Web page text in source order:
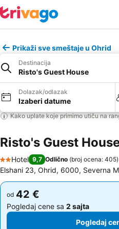
Prikaži sve smeštaje u Ohrid
Destinacija
Risto's Guest House
Dolazak/odlazak
Izaberi datume
Kako uplate koje primimo utiču na
Risto's Guest
2 Zvezdice
Hotel 9,7 Odlično (broj ocena: 405)
Elshani 23, Ohrid, 6000, Severna
od 42 €
Pogledaj cene sa 2 sajta
Pogledaj
od 42 €
Pogledaj cene sa 2 sajta
Pogledaj